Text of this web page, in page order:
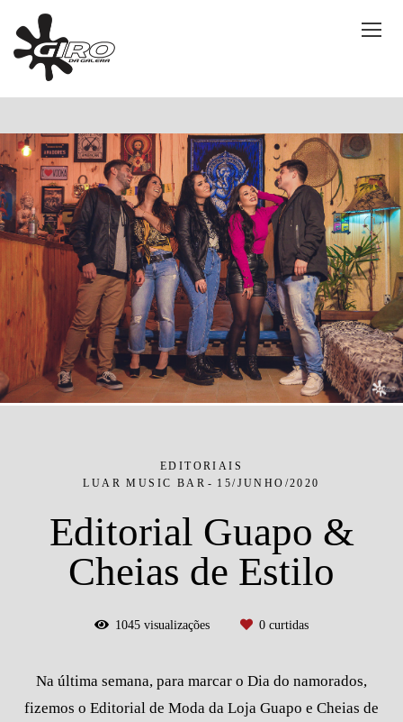
EDITORIAIS
LUAR MUSIC BAR
15/JUNHO/2020
Editorial Guapo &
Cheias de Estilo
1045 visualizações 0 curtidas
Na última semana, para marcar o Dia do namorados,
fizemos o Editorial de Moda da Loja Guapo e Cheias de